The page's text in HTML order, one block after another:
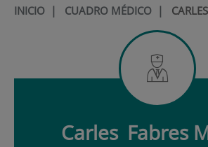
INICIO| CUADRO MÉDICO|
Carles Fabres